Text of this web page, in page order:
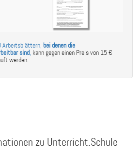
Arbeitsblättern, bei denen die
sind, kann gegen einen Preis von 15 €
werden.
zu Unterricht.Schule